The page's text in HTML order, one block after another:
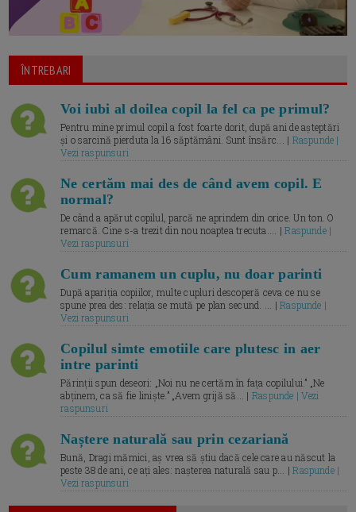
ÎNTREBARI
Voi iubi al doilea copil la fel ca pe primul?
Pentru mine primul copil a fost foarte dorit, după ani de așteptări
și o sarcină pierduta la 16 săptămâni. Sunt însărc... | Raspunde |
Vezi raspunsuri
Ne certăm mai des de când avem copil. E
normal?
De când a apărut copilul, parcă ne aprindem din orice. Un ton. O
remarcă. Cine s-a trezit din nou noaptea trecuta.... |Raspunde |
Vezi raspunsuri
Cum ramanem un cuplu, nu doar parinti
După apariția copiilor, multe cupluri descoperă ceva ce nu se
spune prea des: relația se mută pe plan secund. ... |Raspunde |
Vezi raspunsuri
Copilul simte emotiile care plutesc in aer
intre parinti
Părinții spun deseori: „Noi nu ne certăm în fața copilului.” „Ne
abținem, ca să fie liniște.” „Avem grijă să... | Raspunde | Vezi
raspunsuri
Naștere naturală sau prin cezariană
Bună, Dragi mămici, aș vrea să știu dacă cele care au născut la
peste 38 de ani, ce ați ales: nașterea naturală sau p... |Raspunde |
Vezi raspunsuri